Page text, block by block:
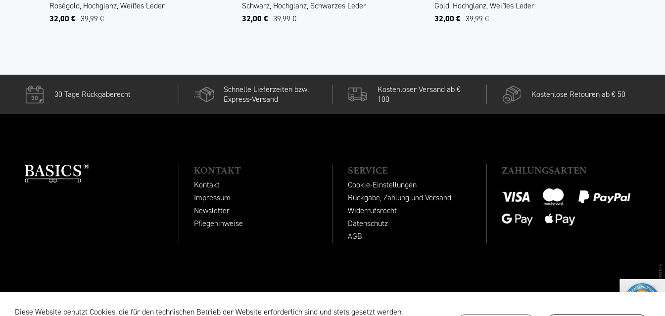
Roségold, Hochglanz, Weißes Leder
32,00 € 39,99 €
Schwarz, Hochglanz, Schwarzes Leder
32,00 € 39,99 €
Gold, Hochglanz, Weißes Leder
32,00 € 39,99 €
30 Tage Rückgaberecht
Schnelle Lieferzeiten bzw.
Express-Versand
Kostenloser Versand ab €
100
Kostenlose Retouren ab € 50
KONTAKT
Kontakt
Impressum
Newsletter
Pflegehinweise
SERVICE
Cookie-Einstellungen
Rückgabe, Zahlung und Versand
Widerrufsrecht
Datenschutz
AGB
ZAHLUNGSARTEN
Diese Website benutzt Cookies, die für den technischen Betrieb der Website erforderlich sind und stets gesetzt werden.